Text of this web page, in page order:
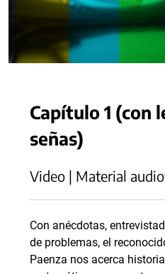
Capítulo 1 (con
señas)
Video | Material
Con anécdotas,
de problemas, el
Paenza nos acerca